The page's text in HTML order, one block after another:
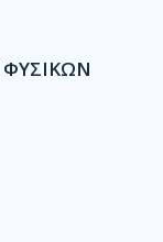
ΦΥΣΙΚΩΝ